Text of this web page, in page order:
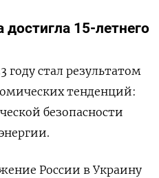
достигла 15-летнего
году стал результатом
тенденций:
безопасности
России в Украину